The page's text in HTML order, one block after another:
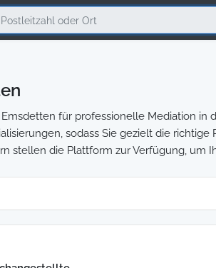
für professionelle Mediation in
sodass Sie gezielt die
stellen die Plattform zur Verfügung, um